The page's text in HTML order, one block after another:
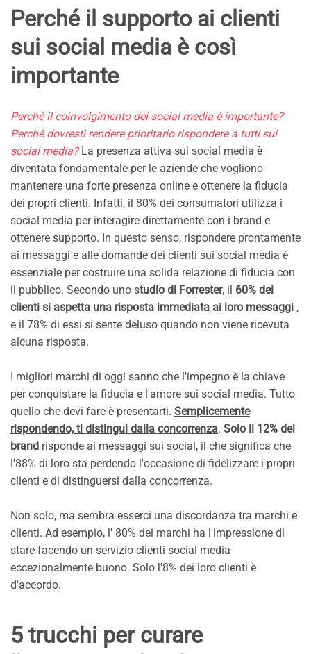
Perché il supporto ai clienti
sui social media è così
importante
Perché il coinvolgimento dei social media è importante?
Perché dovresti rendere prioritario rispondere a tutti sui
social media?La presenza attiva sui social media è
diventata fondamentale per le aziende che vogliono
mantenere una forte presenza online e ottenere la fiducia
dei propri clienti. Infatti, il 80% dei consumatori utilizza i
social media per interagire direttamente con i brand e
ottenere supporto. In questo senso, rispondere prontamente
ai messaggi e alle domande dei clienti sui social media è
essenziale per costruire una solida relazione di fiducia con
il pubblico. Secondo uno studio di Forrester, il 60% dei
clienti si aspetta una risposta immediata ai loro messaggi ,
e il 78% di essi si sente deluso quando non viene ricevuta
alcuna risposta.
I migliori marchi di oggi sanno che l'impegno è la chiave
per conquistare la fiducia e l'amore sui social media. Tutto
quello che devi fare è presentarti. Semplicemente
rispondendo, ti distingui dalla concorrenza. Solo il 12% dei
brand risponde ai messaggi sui social, il che significa che
l'88% di loro sta perdendo l'occasione di fidelizzare i propri
clienti e di distinguersi dalla concorrenza.
Non solo, ma sembra esserci una discordanza tra marchi e
clienti. Ad esempio, l' 80% dei marchi ha l'impressione di
stare facendo un servizio clienti social media
eccezionalmente buono. Solo l'8% dei loro clienti è
d'accordo.
5 trucchi per curare